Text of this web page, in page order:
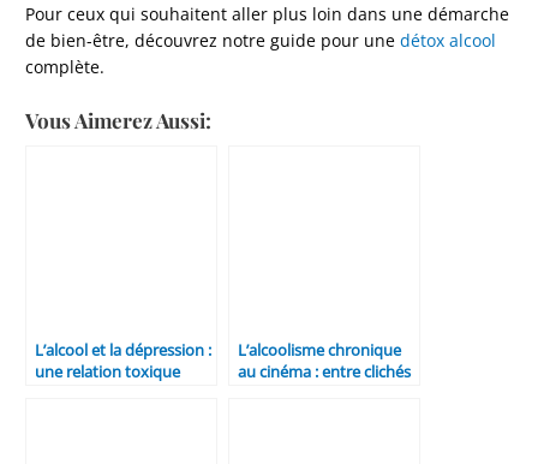
Pour ceux qui souhaitent aller plus loin dans une démarche
de bien-être, découvrez notre guide pour unedétox alcool
complète.
Vous Aimerez Aussi:
L’alcool et la dépression :
une relation toxique
L’alcoolisme chronique
au cinéma : entre clichés